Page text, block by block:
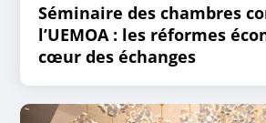
Séminaire des chambres
l’UEMOA : les réformes
cœur des échanges